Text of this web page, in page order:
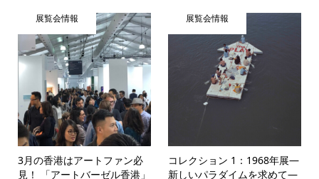
展覧会情報
3月の香港はアートファン必
見！ 「アートバーゼル香港」
展覧会情報
コレクション 1：1968年展―
新しいパラダイムを求めて―